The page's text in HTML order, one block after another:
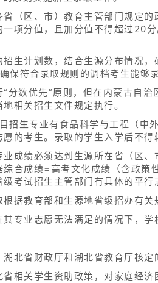
（区、市）教育主管部门规定
项分值，且加分值不得超过20
生计划数，结合生源分布情况
保符合录取规则的调档考生能够录
分数优先”原则，但在内蒙古自
相关招生文件规定执行。
招生专业有食品科学与工程（中
的考生。录取的学生入学后不得
成绩必须达到生源所在省（区
合成绩=高考文化成绩（含政
考试招生主管部门有具体的平行
据教育部和生源地省级招办有关
专业志愿无法满足的情况下，学
北省财政厅和湖北省教育厅核定
相关学生资助政策，对家庭经